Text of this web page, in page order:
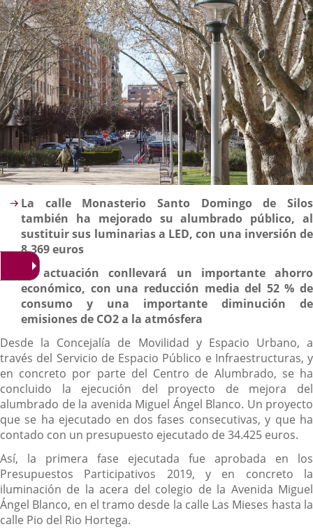
Descripción
La calle Monasterio Santo Domingo de Silos
también ha mejorado su alumbrado público, al
sustituir sus luminarias a LED, con una inversión de
8.369 euros
La actuación conllevará un importante ahorro
económico, con una reducción media del 52 % de
consumo y una importante diminución de
emisiones de CO2 a la atmósfera
Desde la Concejalía de Movilidad y Espacio Urbano, a
través del Servicio de Espacio Público e Infraestructuras, y
en concreto por parte del Centro de Alumbrado, se ha
concluido la ejecución del proyecto de mejora del
alumbrado de la avenida Miguel Ángel Blanco. Un proyecto
que se ha ejecutado en dos fases consecutivas, y que ha
contado con un presupuesto ejecutado de 34.425 euros.
Así, la primera fase ejecutada fue aprobada en los
Presupuestos Participativos 2019, y en concreto la
iluminación de la acera del colegio de la Avenida Miguel
Ángel Blanco, en el tramo desde la calle Las Mieses hasta la
calle Pio del Rio Hortega.